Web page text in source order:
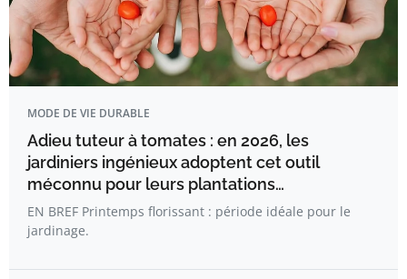
MODE DE VIE DURABLE
Adieu tuteur à tomates : en 2026, les
jardiniers ingénieux adoptent cet outil
méconnu pour leurs plantations…
EN BREF Printemps florissant : période idéale pour le
jardinage.